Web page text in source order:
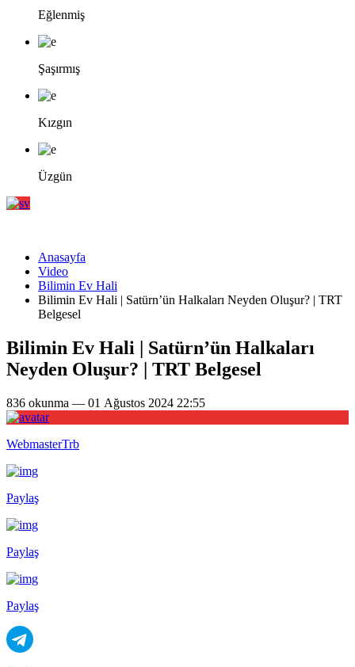
Eğlenmiş
Şaşırmış
Kızgın
Üzgün
Anasayfa
Video
Bilimin Ev Hali
Bilimin Ev Hali | Satürn’ün Halkaları Neyden Oluşur? | TRT
Belgesel
Bilimin Ev Hali | Satürn’ün Halkaları
Neyden Oluşur? | TRT Belgesel
836 okunma — 01 Ağustos 2024 22:55
WebmasterTrb
Paylaş
Paylaş
Paylaş